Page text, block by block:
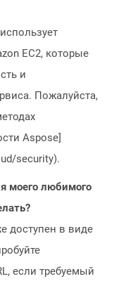
EC2, которые
и
Пожалуйста,
Aspose]
security).
моего любимого
доступен в виде
если требуемый